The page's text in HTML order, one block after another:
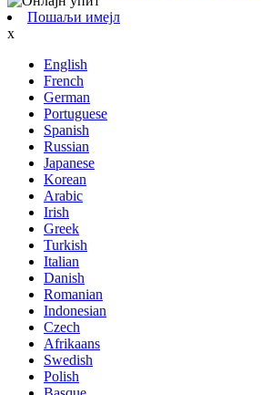
Пошаљи имејл
x
English
French
German
Portuguese
Spanish
Russian
Japanese
Korean
Arabic
Irish
Greek
Turkish
Italian
Danish
Romanian
Indonesian
Czech
Afrikaans
Swedish
Polish